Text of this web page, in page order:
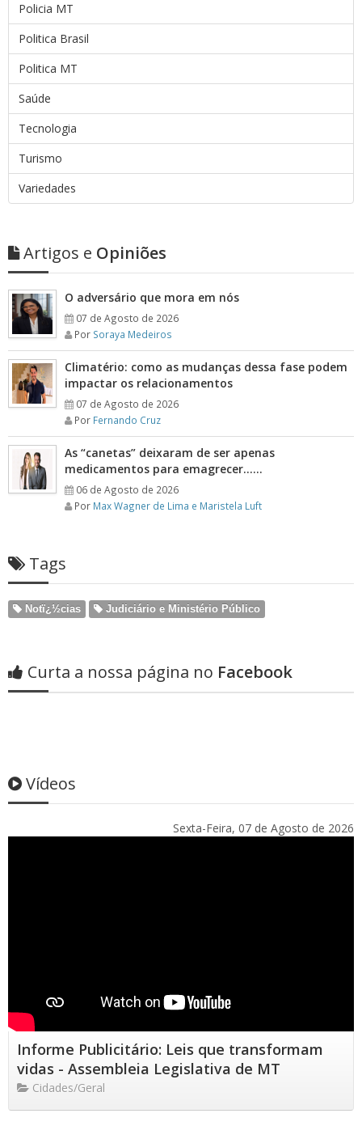
Policia MT
Politica Brasil
Politica MT
Saúde
Tecnologia
Turismo
Variedades
Artigos e Opiniões
O adversário que mora em nós
07 de Agosto de 2026
Por Soraya Medeiros
Climatério: como as mudanças dessa fase podem
impactar os relacionamentos
07 de Agosto de 2026
Por Fernando Cruz
As “canetas” deixaram de ser apenas
medicamentos para emagrecer……
06 de Agosto de 2026
Por Max Wagner de Lima e Maristela Luft
Tags
Notï¿½cias Judiciário e Ministério Público
Curta a nossa página no Facebook
Vídeos
Sexta-Feira, 07 de Agosto de 2026
Informe Publicitário: Leis que transformam
vidas - Assembleia Legislativa de MT
Cidades/Geral